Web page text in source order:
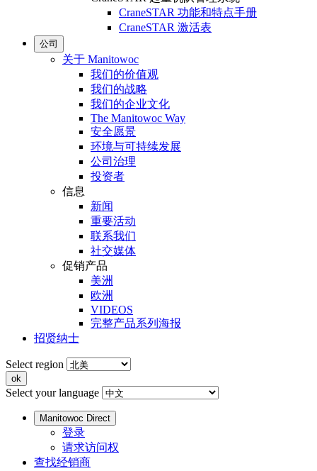
CraneSTAR 功能和特点手册
CraneSTAR 激活表
公司
关于 Manitowoc
我们的价值观
我们的战略
我们的企业文化
The Manitowoc Way
安全愿景
环境与可持续发展
公司治理
投资者
信息
新闻
重要活动
联系我们
社交媒体
促销产品
美洲
欧洲
VIDEOS
完整产品系列海报
招贤纳士
Select region
Select your language
Manitowoc Direct
登录
请求访问权
查找经销商